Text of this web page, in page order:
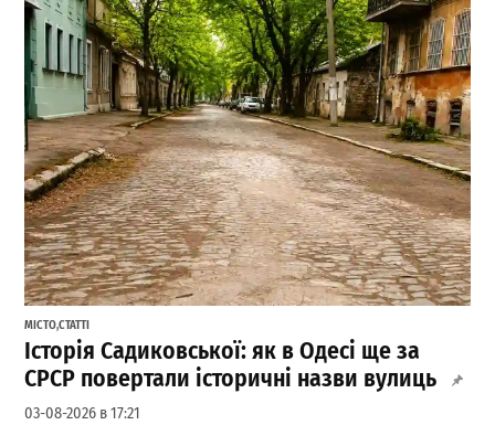
МІСТО,СТАТТІ
Історія Садиковської: як в Одесі ще за
СРСР повертали історичні назви вулиць
03-08-2026 в 17:21